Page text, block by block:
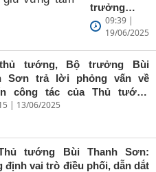
trưởng
Ngoại giao
Bùi Thanh
Sơn: Nhà
báo trẻ cần
giữ vững
'tâm trong,
09:39 |
19/06/2025
tướng, Bộ trưởng Bùi
Sơn trả lời phỏng vấn về
công tác của Thủ tướng
phủ đến Estonia, Pháp và
| 13/06/2025
tướng Bùi Thanh Sơn:
định vai trò điều phối, dẫn dắt